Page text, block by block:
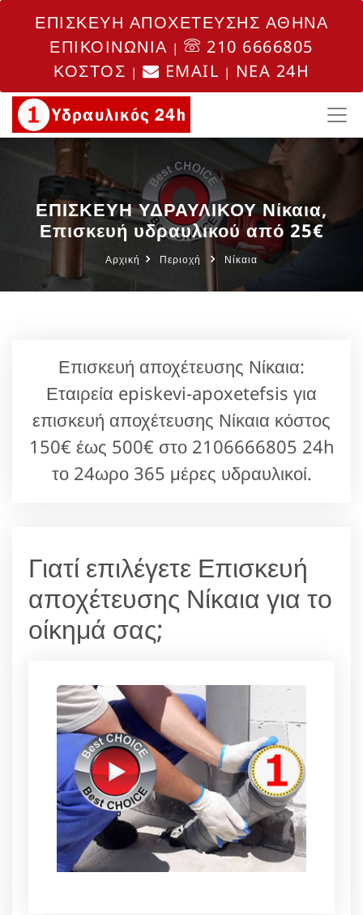
ΕΠΙΣΚΕΥΗ ΑΠΟΧΕΤΕΥΣΗΣ ΑΘΗΝΑ
ΕΠΙΚΟΙΝΩΝΙΑ |
210 6666805
ΚΟΣΤΟΣ | EMAIL | NEA 24H
ΕΠΙΣΚΕΥΗ ΥΔΡΑΥΛΙΚΟΥ Νίκαια,
Επισκευή υδραυλικού από 25€
Αρχική Περιοχή Νίκαια
Επισκευή αποχέτευσης Νίκαια:
Εταιρεία episkevi-apoxetefsis για
επισκευή αποχέτευσης Νίκαια κόστος
150€ έως 500€ στο 2106666805 24h
το 24ωρο 365 μέρες υδραυλικοί.
Γιατί επιλέγετε Επισκευή
αποχέτευσης Νίκαια για το
οίκημά σας;